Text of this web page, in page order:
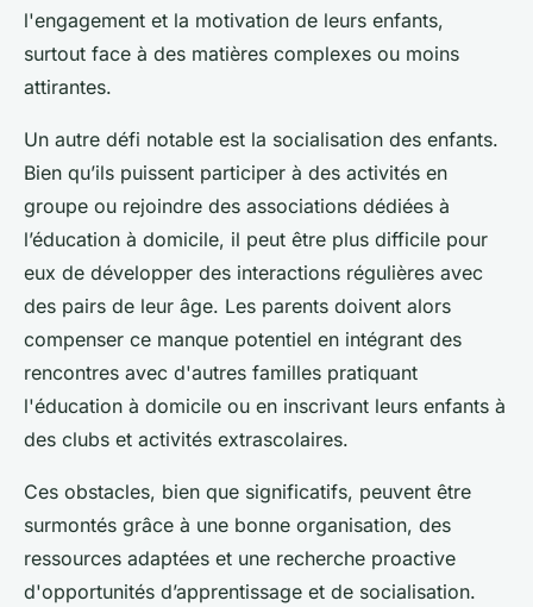
l'engagement et la motivation de leurs enfants,
surtout face à des matières complexes ou moins
attirantes.
Un autre défi notable est la socialisation des enfants.
Bien qu’ils puissent participer à des activités en
groupe ou rejoindre des associations dédiées à
l’éducation à domicile, il peut être plus difficile pour
eux de développer des interactions régulières avec
des pairs de leur âge. Les parents doivent alors
compenser ce manque potentiel en intégrant des
rencontres avec d'autres familles pratiquant
l'éducation à domicile ou en inscrivant leurs enfants à
des clubs et activités extrascolaires.
Ces obstacles, bien que significatifs, peuvent être
surmontés grâce à une bonne organisation, des
ressources adaptées et une recherche proactive
d'opportunités d’apprentissage et de socialisation.